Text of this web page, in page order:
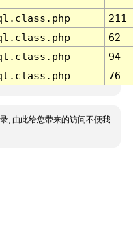
211
62
94
76
, 由此给您带来的访问不便我